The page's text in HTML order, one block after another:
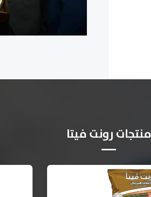
منتجات رونت فيتا